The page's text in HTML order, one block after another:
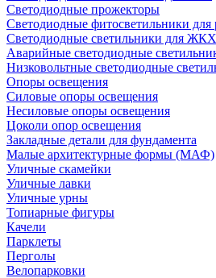
Светодиодные прожекторы
Светодиодные фитосветильники для
Светодиодные светильники для ЖКХ
Аварийные светодиодные
Низковольтные светодиодные
Опоры освещения
Силовые опоры освещения
Несиловые опоры освещения
Цоколи опор освещения
Закладные детали для фундамента
Малые архитектурные формы (МАФ)
Уличные скамейки
Уличные лавки
Уличные урны
Топиарные фигуры
Качели
Парклеты
Перголы
Велопарковки